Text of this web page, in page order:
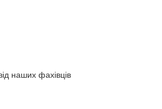
наших фахівців